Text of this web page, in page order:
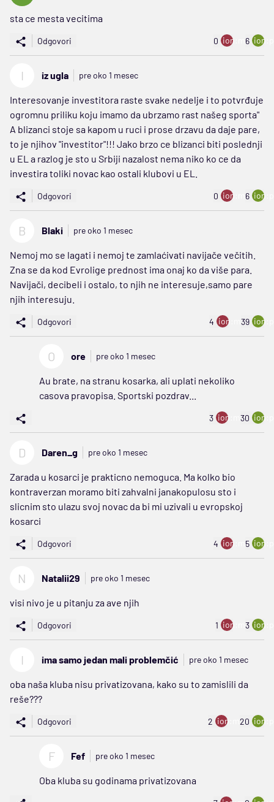
sta ce mesta vecitima
Odgovori 0 ion:minus
6
I iz ugla pre oko 1 mesec
Interesovanje investitora raste svake nedelje i to potvrđuje
ogromnu priliku koju imamo da ubrzamo rast našeg sporta"
A blizanci stoje sa kapom u ruci i prose drzavu da daje pare,
to je njihov "investitor"!!! Jako brzo ce blizanci biti poslednji
u EL a razlog je sto u Srbiji nazalost nema niko ko ce da
investira toliki novac kao ostali klubovi u EL.
Odgovori 0 ion:minus
6
B Blaki pre oko 1 mesec
Nemoj mo se lagati i nemoj te zamlaćivati navijače večitih.
Zna se da kod Evrolige prednost ima onaj ko da više para.
Navijači, decibeli i ostalo, to njih ne interesuje,samo pare
njih interesuju.
Odgovori 4 ion:minus
39
O ore pre oko 1 mesec
Au brate, na stranu kosarka, ali uplati nekoliko
casova pravopisa. Sportski pozdrav...
3 ion:minus
30
D Daren_g pre oko 1 mesec
Zarada u kosarci je prakticno nemoguca. Ma kolko bio
kontraverzan moramo biti zahvalni janakopulosu sto i
slicnim sto ulazu svoj novac da bi mi uzivali u evropskoj
kosarci
Odgovori 4 ion:minus
5
N Natalii29 pre oko 1 mesec
visi nivo je u pitanju za ave njih
Odgovori 1 ion:minus
3
I ima samo jedan mali problemčić pre oko 1 mesec
oba naša kluba nisu privatizovana, kako su to zamislili da
reše???
Odgovori 2 ion:minus
20
F Fef pre oko 1 mesec
Oba kluba su godinama privatizovana